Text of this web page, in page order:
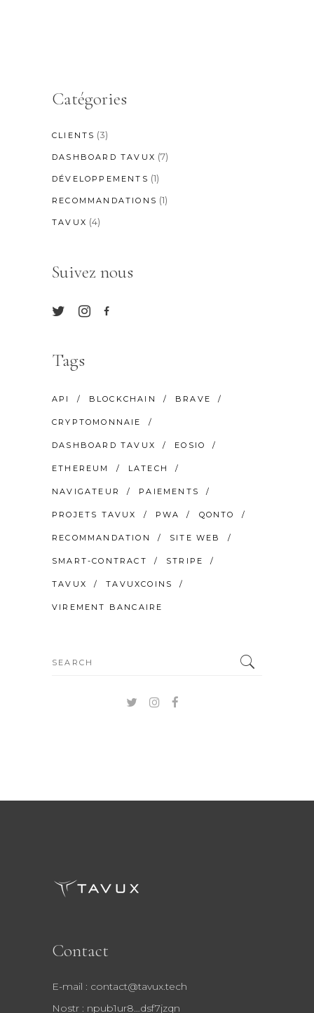
Catégories
CLIENTS (3)
DASHBOARD TAVUX (7)
DÉVELOPPEMENTS (1)
RECOMMANDATIONS (1)
TAVUX (4)
Suivez nous
Tags
API BLOCKCHAIN BRAVE
CRYPTOMONNAIE
DASHBOARD TAVUX EOSIO
ETHEREUM LATECH
NAVIGATEUR PAIEMENTS
PROJETS TAVUX PWA QONTO
RECOMMANDATION SITE WEB
SMART-CONTRACT STRIPE
TAVUX TAVUXCOINS
VIREMENT BANCAIRE
Search
Contact
E-mail : contact@tavux.tech
Nostr : npub1ur8…dsf7jzqn